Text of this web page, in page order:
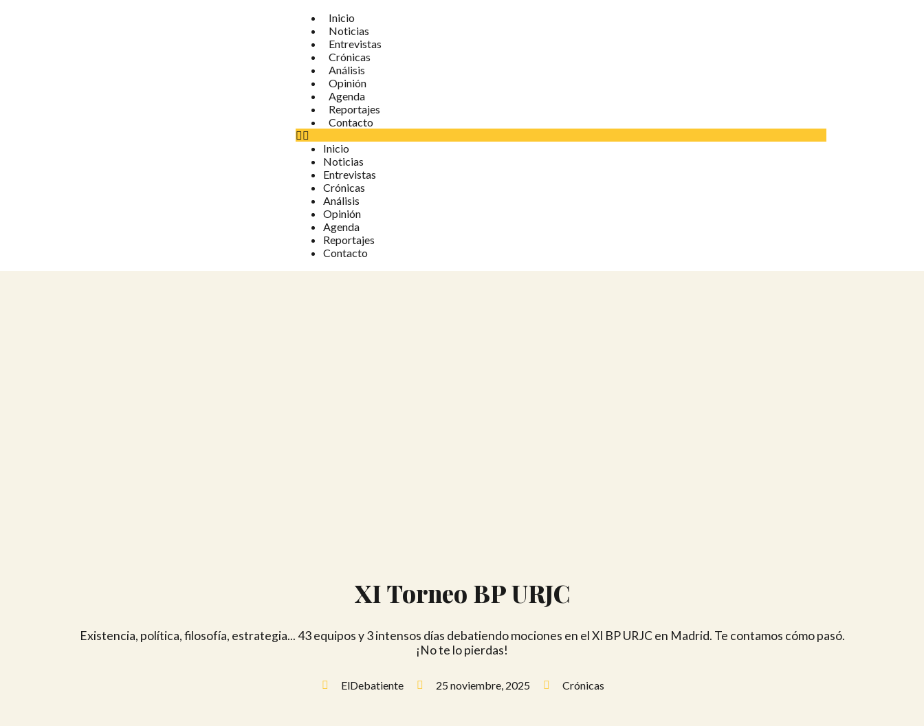
Inicio
Noticias
Entrevistas
Crónicas
Análisis
Opinión
Agenda
Reportajes
Contacto
Inicio
Noticias
Entrevistas
Crónicas
Análisis
Opinión
Agenda
Reportajes
Contacto
XI Torneo BP URJC
Existencia, política, filosofía, estrategia... 43 equipos y 3 intensos días debatiendo mociones en el XI BP URJC en Madrid. Te contamos cómo pasó.
¡No te lo pierdas!
ElDebatiente 25 noviembre, 2025 Crónicas